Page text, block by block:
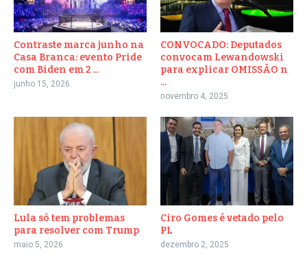
Contraste marca junho na
Casa Branca: evento Pride
com Biden em 2 ...
junho 15, 2026
CONVOCADO: Deputados
convocam Lewandowski
para explicar OMISSÃO n
...
novembro 4, 2025
Lula só tem problemas
para resolver com Trump
maio 5, 2026
Ciro Gomes é vetado pelo
PL
dezembro 2, 2025